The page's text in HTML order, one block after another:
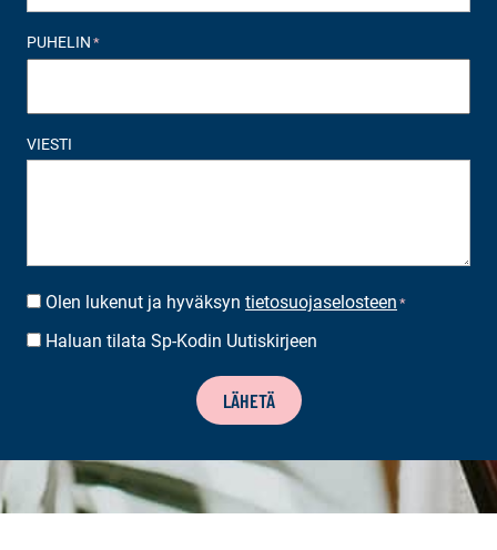
PUHELIN *
VIESTI
SUOSTUMUS*
Olen lukenut ja hyväksyn tietosuojaselosteen *
UUTISKIRJEEN
Haluan tilata Sp-Kodin Uutiskirjeen
LÄHETÄ